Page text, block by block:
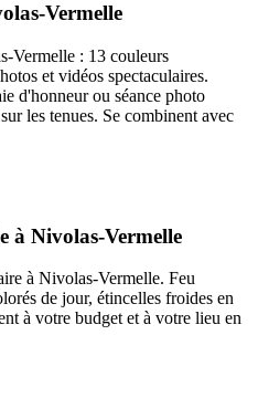
Vermelle
Vermelle : 13 couleurs
et vidéos spectaculaires.
d'honneur ou séance photo
les tenues. Se combinent avec
à Nivolas-Vermelle
à Nivolas-Vermelle. Feu
de jour, étincelles froides en
à votre budget et à votre lieu en